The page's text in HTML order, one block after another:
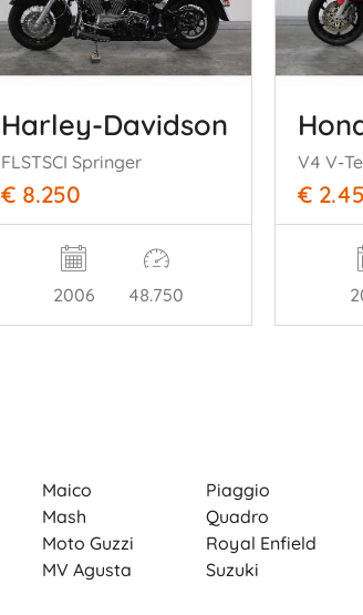
Harley-Davidson
FLSTSCI Springer
€ 8.250
2006 48.750
V4 V-
€
Maico
Mash
Moto Guzzi
MV Agusta
Piaggio
Quadro
Royal Enfield
Suzuki